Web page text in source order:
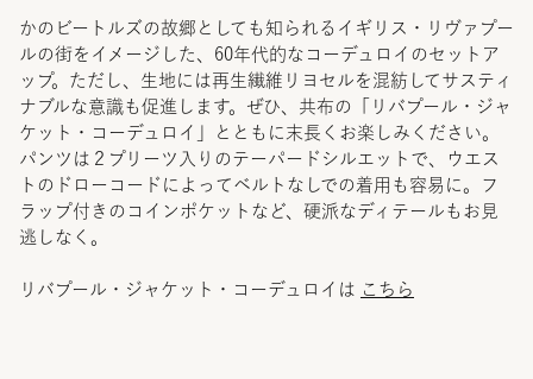
かのビートルズの故郷としても知られるイギリス・リヴァプー
ルの街をイメージした、60年代的なコーデュロイのセットア
ップ。ただし、生地には再生繊維リヨセルを混紡してサスティ
ナブルな意識も促進します。ぜひ、共布の「リバプール・ジャ
ケット・コーデュロイ」とともに末長くお楽しみください。
パンツは２プリーツ入りのテーパードシルエットで、ウエス
トのドローコードによってベルトなしでの着用も容易に。フ
ラップ付きのコインポケットなど、硬派なディテールもお見
逃しなく。
リバプール・ジャケット・コーデュロイは こちら